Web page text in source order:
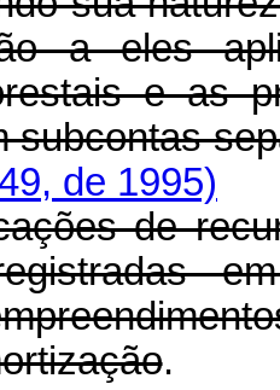
a eles
e as
subcontas
de 1995)
de